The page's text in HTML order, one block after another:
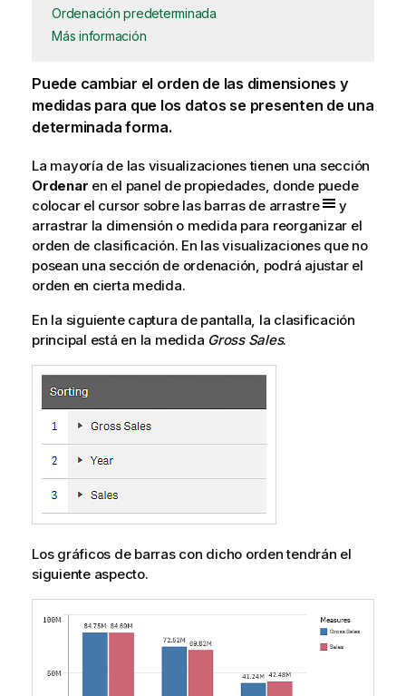
Ordenación predeterminada
Más información
Puede cambiar el orden de las dimensiones y
medidas para que los datos se presenten de una
determinada forma.
La mayoría de las visualizaciones tienen una sección
Ordenar en el panel de propiedades, donde puede
colocar el cursor sobre las barras de arrastre
y
arrastrar la dimensión o medida para reorganizar el
orden de clasificación. En las visualizaciones que no
posean una sección de ordenación, podrá ajustar el
orden en cierta medida.
En la siguiente captura de pantalla, la clasificación
principal está en la medida Gross Sales.
Los gráficos de barras con dicho orden tendrán el
siguiente aspecto.